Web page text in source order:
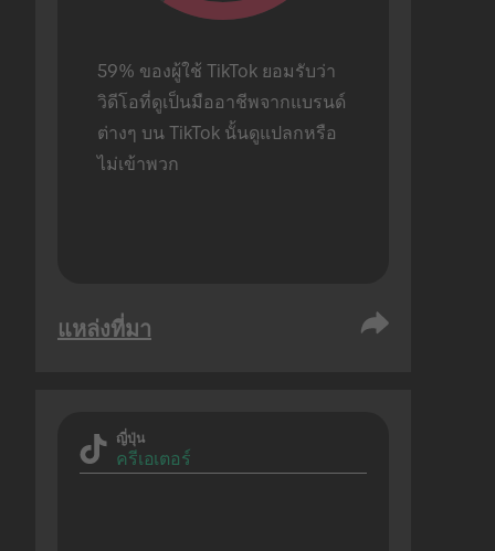
59% ของผู้ใช้ TikTok ยอมรับว่า
วิดีโอที่ดูเป็นมืออาชีพจากแบรนด์
ต่างๆ บน TikTok นั้นดูแปลกหรือ
ไม่เข้าพวก
แหล่งที่มา
ญี่ปุ่น
ครีเอเตอร์